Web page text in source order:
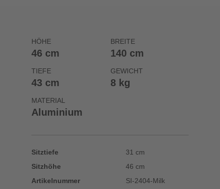
HÖHE
46 cm
BREITE
140 cm
TIEFE
43 cm
GEWICHT
8 kg
MATERIAL
Aluminium
Artikelnummer SI-2404-Milk
Sitztiefe
31 cm
Sitzhöhe
46 cm